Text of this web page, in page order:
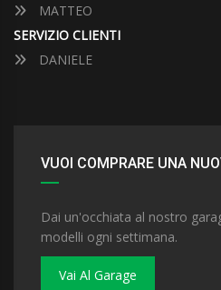
MATTEO
SERVIZIO CLIENTI
DANIELE
VUOI COMPRARE UNA
Dai un'occhiata al nostro
modelli ogni settimana.
Vai Al Garage